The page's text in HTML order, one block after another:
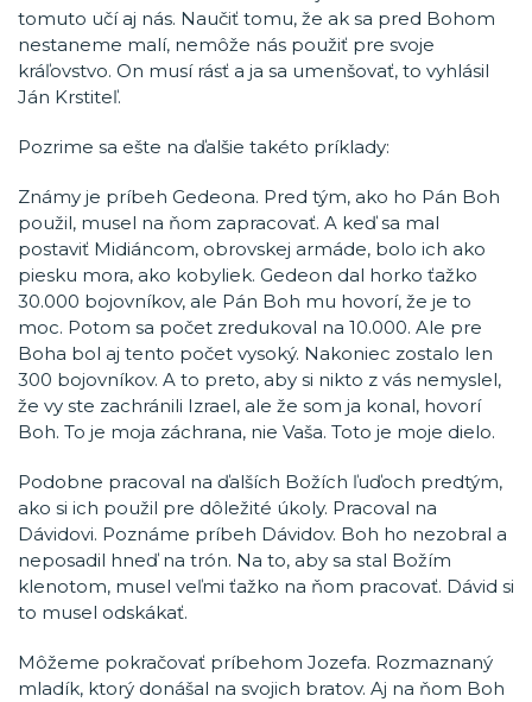
tomuto učí aj nás. Naučiť tomu, že ak sa pred Bohom
nestaneme malí, nemôže nás použiť pre svoje
kráľovstvo. On musí rásť a ja sa umenšovať, to vyhlásil
Ján Krstiteľ.
Pozrime sa ešte na ďalšie takéto príklady:
Známy je príbeh Gedeona. Pred tým, ako ho Pán Boh
použil, musel na ňom zapracovať. A keď sa mal
postaviť Midiáncom, obrovskej armáde, bolo ich ako
piesku mora, ako kobyliek. Gedeon dal horko ťažko
30.000 bojovníkov, ale Pán Boh mu hovorí, že je to
moc. Potom sa počet zredukoval na 10.000. Ale pre
Boha bol aj tento počet vysoký. Nakoniec zostalo len
300 bojovníkov. A to preto, aby si nikto z vás nemyslel,
že vy ste zachránili Izrael, ale že som ja konal, hovorí
Boh. To je moja záchrana, nie Vaša. Toto je moje dielo.
Podobne pracoval na ďalších Božích ľuďoch predtým,
ako si ich použil pre dôležité úkoly. Pracoval na
Dávidovi. Poznáme príbeh Dávidov. Boh ho nezobral a
neposadil hneď na trón. Na to, aby sa stal Božím
klenotom, musel veľmi ťažko na ňom pracovať. Dávid si
to musel odskákať.
Môžeme pokračovať príbehom Jozefa. Rozmaznaný
mladík, ktorý donášal na svojich bratov. Aj na ňom Boh